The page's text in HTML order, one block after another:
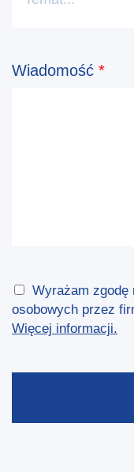
Wiadomość *
Wyrażam zgodę
osobowych przez
Więcej informacji.